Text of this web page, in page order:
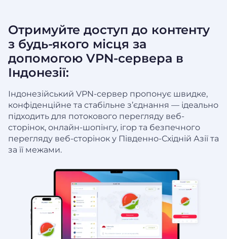
Отримуйте доступ до контенту
з будь-якого місця за
допомогою VPN-сервера в
Індонезії:
Індонезійський VPN-сервер пропонує швидке,
конфіденційне та стабільне з’єднання — ідеально
підходить для потокового перегляду веб-
сторінок, онлайн-шопінгу, ігор та безпечного
перегляду веб-сторінок у Південно-Східній Азії та
за її межами.